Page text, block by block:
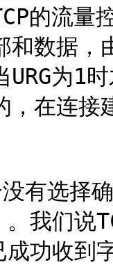
的流量
数据，
为1
在连接
有选择
我们说
功收到